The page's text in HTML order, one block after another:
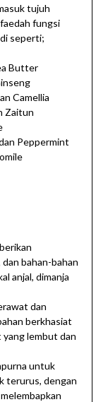
tujuh
fungsi
seperti;
Butter
Camellia
Zaitun
Peppermint
bahan-bahan
anjal, dimanja
dan
berkhasiat
lembut dan
untuk
terurus, dengan